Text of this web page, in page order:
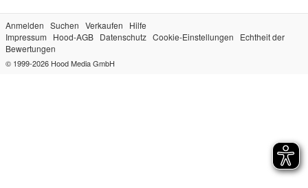
Anmelden Suchen Verkaufen
Hilfe
Impressum
Hood-AGB Datenschutz Cookie-Einstellungen
Echtheit der
Bewertungen
© 1999-2026 Hood Media GmbH